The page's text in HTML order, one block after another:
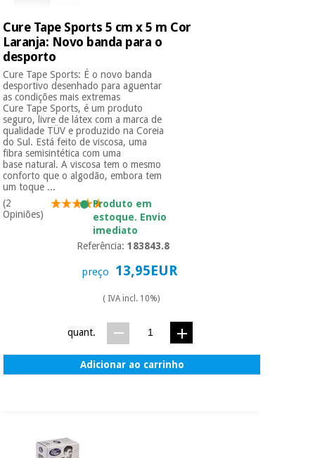
cirúrgico
(liquidação)
Cure Tape Sports 5 cm x 5 m Cor
Laranja: Novo banda para o
desporto
Cure Tape Sports: É o novo banda
desportivo desenhado para aguentar
as condições mais extremas
Cure Tape Sports, é um produto
seguro, livre de látex com a marca de
qualidade TÜV e produzido na Coreia
do Sul. Está feito de viscosa, uma
fibra semisintética com uma
base natural. A viscosa tem o mesmo
conforto que o algodão, embora tem
um toque ...
(2
Opiniões)
Produto em
estoque. Envio
imediato
Referência:183843.8
preço 13,95EUR
( IVA incl. 10%)
quant.
Adicionar ao carrinho